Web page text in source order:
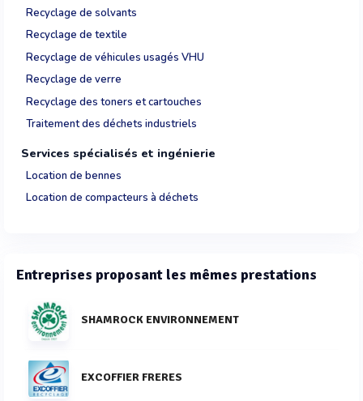
Recyclage de solvants
Recyclage de textile
Recyclage de véhicules usagés VHU
Recyclage de verre
Recyclage des toners et cartouches
Traitement des déchets industriels
Services spécialisés et ingénierie
Location de bennes
Location de compacteurs à déchets
Entreprises proposant les mêmes prestations
SHAMROCK ENVIRONNEMENT
EXCOFFIER FRERES